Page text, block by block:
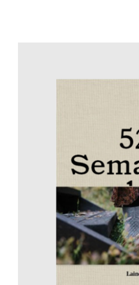
AÑADIR AL
DETALLES